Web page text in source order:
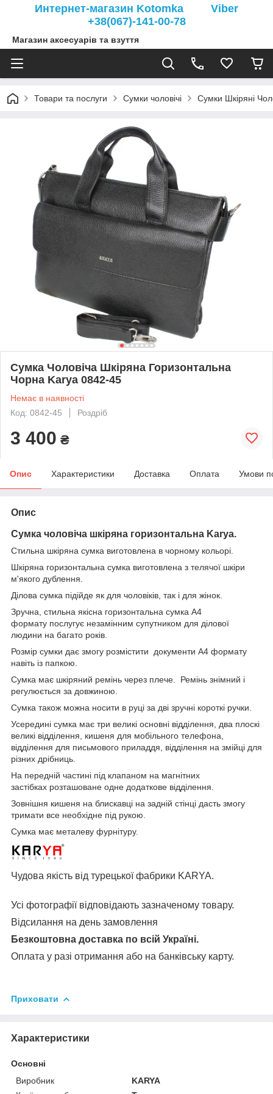
Интернет-магазин Kotomka Viber
+38(067)-141-00-78
Магазин аксесуарів та взуття
Товари та послуги Сумки чоловічі Сумки Шкіряні
Сумка Чоловіча Шкіряна Горизонтальна
Чорна Karya 0842-45
Немає в наявності
Код: 0842-45
Роздріб
3 400 ₴
Опис Характеристики Доставка Оплата Умови
Опис
Сумка чоловіча шкіряна горизонтальна Karya.
Стильна шкіряна сумка виготовлена в чорному кольорі.
Шкіряна горизонтальна сумка виготовлена з телячої шкіри
м'якого дублення.
Ділова сумка підійде як для чоловіків, так і для жінок.
Зручна, стильна якісна горизонтальна сумка А4
формату послугує незамінним супутником для ділової
людини на багато років.
Розмір сумки дає змогу розмістити документи А4 формату
навіть із папкою.
Сумка має шкіряний ремінь через плече. Ремінь знімний і
регулюється за довжиною.
Сумка також можна носити в руці за дві зручні короткі ручки.
Усередині сумка має три великі основні відділення, два плоскі
великі відділення, кишеня для мобільного телефона,
відділення для письмового приладдя, відділення на змійці для
різних дрібниць.
На передній частині під клапаном на магнітних
застібках розташоване одне додаткове відділення.
Зовнішня кишеня на блискавці на задній стінці дасть змогу
тримати все необхідне під рукою.
Сумка має металеву фурнітуру.
Чудова якість від турецької фабрики KARYA.
Усі фотографії відповідають зазначеному товару.
Відсилання на день замовлення
Безкоштовна доставка по всій Україні.
Оплата у разі отримання або на банківську карту.
Приховати
Характеристики
Основні
Виробник
KARYA